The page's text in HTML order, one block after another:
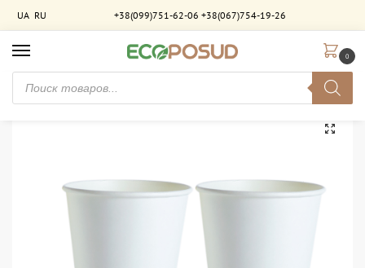
UA RU +38(099)751-62-06 +38(067)754-19-26
0
Главная / Стаканы бумажные Стакан бумажный 520 мл однослойный белый. 600 шт/ящ